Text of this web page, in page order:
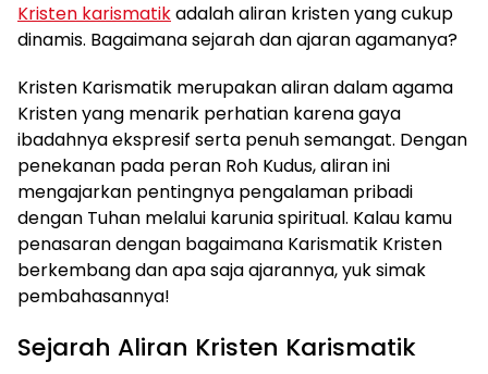
Kristen karismatikadalah aliran kristen yang cukup
dinamis. Bagaimana sejarah dan ajaran agamanya?
Kristen Karismatik merupakan aliran dalam agama
Kristen yang menarik perhatian karena gaya
ibadahnya ekspresif serta penuh semangat. Dengan
penekanan pada peran Roh Kudus, aliran ini
mengajarkan pentingnya pengalaman pribadi
dengan Tuhan melalui karunia spiritual. Kalau kamu
penasaran dengan bagaimana Karismatik Kristen
berkembang dan apa saja ajarannya, yuk simak
pembahasannya!
Sejarah Aliran Kristen Karismatik